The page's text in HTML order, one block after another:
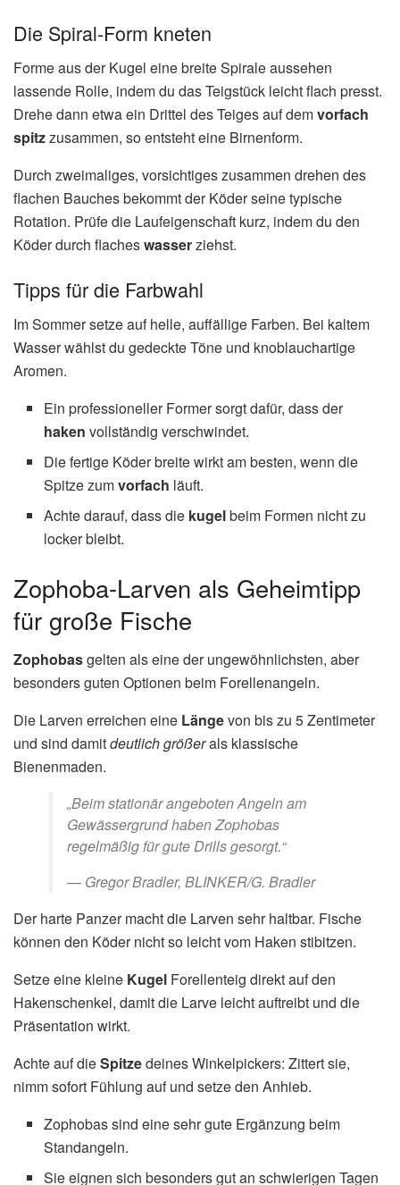
Die Spiral-Form kneten
Forme aus der Kugel eine breite Spirale aussehen
lassende Rolle, indem du das Teigstück leicht flach presst.
Drehe dann etwa ein Drittel des Teiges auf demvorfach
spitzzusammen, so entsteht eine Birnenform.
Durch zweimaliges, vorsichtiges zusammen drehen des
flachen Bauches bekommt der Köder seine typische
Rotation. Prüfe die Laufeigenschaft kurz, indem du den
Köder durch flacheswasserziehst.
Tipps für die Farbwahl
Im Sommer setze auf helle, auffällige Farben. Bei kaltem
Wasser wählst du gedeckte Töne und knoblauchartige
Aromen.
Ein professioneller Former sorgt dafür, dass der
haken vollständig verschwindet.
Die fertige Köder breite wirkt am besten, wenn die
Spitze zumvorfach läuft.
Achte darauf, dass die kugelbeim Formen nicht zu
locker bleibt.
Zophoba-Larven als Geheimtipp
für große Fische
Zophobasgelten als eine der ungewöhnlichsten, aber
besonders guten Optionen beim Forellenangeln.
Die Larven erreichen eine Längevon bis zu 5 Zentimeter
und sind damitdeutlich größerals klassische
Bienenmaden.
„Beim stationär angeboten Angeln am
Gewässergrund haben Zophobas
regelmäßig für gute Drills gesorgt.“
— Gregor Bradler, BLINKER/G. Bradler
Der harte Panzer macht die Larven sehr haltbar. Fische
können den Köder nicht so leicht vom Haken stibitzen.
Setze eine kleine Kugel Forellenteig direkt auf den
Hakenschenkel, damit die Larve leicht auftreibt und die
Präsentation wirkt.
Achte auf dieSpitzedeines Winkelpickers: Zittert sie,
nimm sofort Fühlung auf und setze den Anhieb.
Zophobas sind eine sehr gute Ergänzung beim
Standangeln.
Sie eignen sich besonders gut an schwierigen Tagen